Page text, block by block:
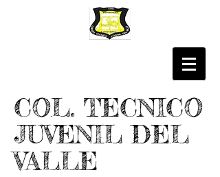
COL. TECNICO
JUVENIL DEL
VALLE